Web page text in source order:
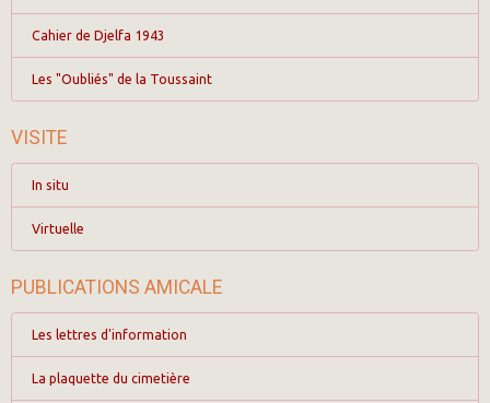
Cahier de Djelfa 1943
Les "Oubliés" de la Toussaint
VISITE
In situ
Virtuelle
PUBLICATIONS AMICALE
Les lettres d'information
La plaquette du cimetière